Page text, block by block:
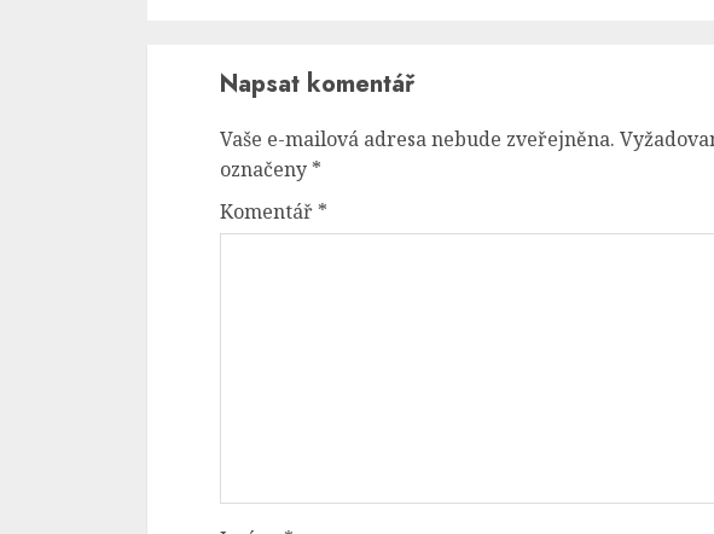
Napsat komentář
Vaše e-mailová adresa nebude zveřejněna.
označeny *
Komentář *